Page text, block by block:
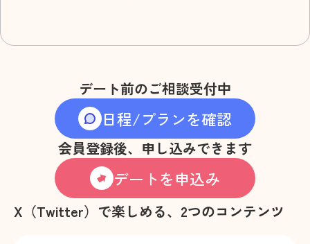
デート前のご相談受付中
日程/プランを確認
会員登録後、申し込みできます
デートを申込み
X（Twitter）で楽しめる、2つのコンテンツ